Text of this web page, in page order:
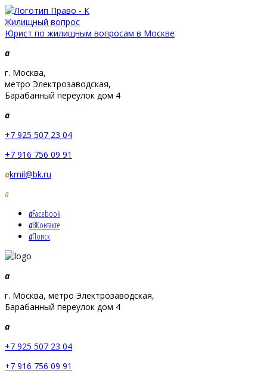
Жилищный вопрос
Юрист по жилищным вопросам в Москве
a
г. Москва,
метро Электрозаводская,
Барабанный переулок дом 4
a
+7 925 507 23 04
+7 916 756 09 91
akmil@bk.ru
a
aFacebook
aВКонтакте
aПоиск
a
г. Москва, метро Электрозаводская,
Барабанный переулок дом 4
a
+7 925 507 23 04
+7 916 756 09 91